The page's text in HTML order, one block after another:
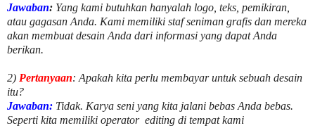
Jawaban: Yang kami butuhkan hanyalah logo, teks, pemikiran,
atau gagasan Anda. Kami memiliki staf seniman grafis dan mereka
akan membuat desain Anda dari informasi yang dapat Anda
berikan.
2) Pertanyaan: Apakah kita perlu membayar untuksebuah desain
itu?
Jawaban: Tidak. Karya seni yang kita jalani bebas Anda bebas.
Seperti kita memiliki operator editing di tempat kami